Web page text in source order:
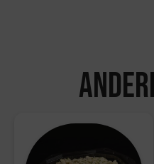
Ophalen kan bij de
maandag tot en met
Retourvoorwaarden:
Herroepingsrecht geldt